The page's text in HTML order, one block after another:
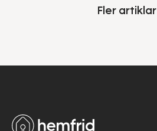
Fler artiklar